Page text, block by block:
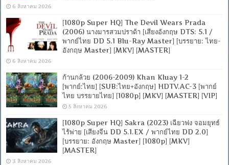
6 สิงหาคม 2026
[1080p Super HQ] The Devil Wears Prada
(2006) นางมารสวมปราด้า [เสียงอังกฤษ DTS: 5.1 /
พากย์ไทย DD 5.1 Blu-Ray Master] [บรรยาย: ไทย-
อังกฤษ Master] [MKV] [MASTER]
6 สิงหาคม 2026
ก้านกล้วย (2006-2009) Khan Kluay 1-2
[พากย์:ไทย] [SUB:ไทย+อังกฤษ] HDTV.AC-3 [พากย์
ไทย บรรยายไทย] [1080p] [MKV] [MASTER] [VIP]
5 สิงหาคม 2026
[1080p Super HQ] Sakra (2023) เฉียวฟง จอมยุทธ์
ไร้พ่าย [เสียงจีน DD 5.1.EX / พากย์ไทย DD 2.0]
[บรรยาย: อังกฤษ Master] [1080p] [MKV]
[MASTER]
3 สิงหาคม 2026